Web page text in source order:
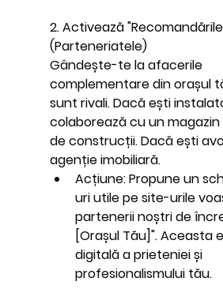
2. Activează
(Parteneriatele)
Gândește-te la afacerile
complementare din orașul
sunt rivali. Dacă ești
colaborează cu un
de construcții. Dacă ești
agenție imobiliară.
Acțiune: Propune un
uri utile pe site-urile
partenerii noștri de
[Orașul Tău]". Aceasta
digitală a prieteniei și
profesionalismului tău.